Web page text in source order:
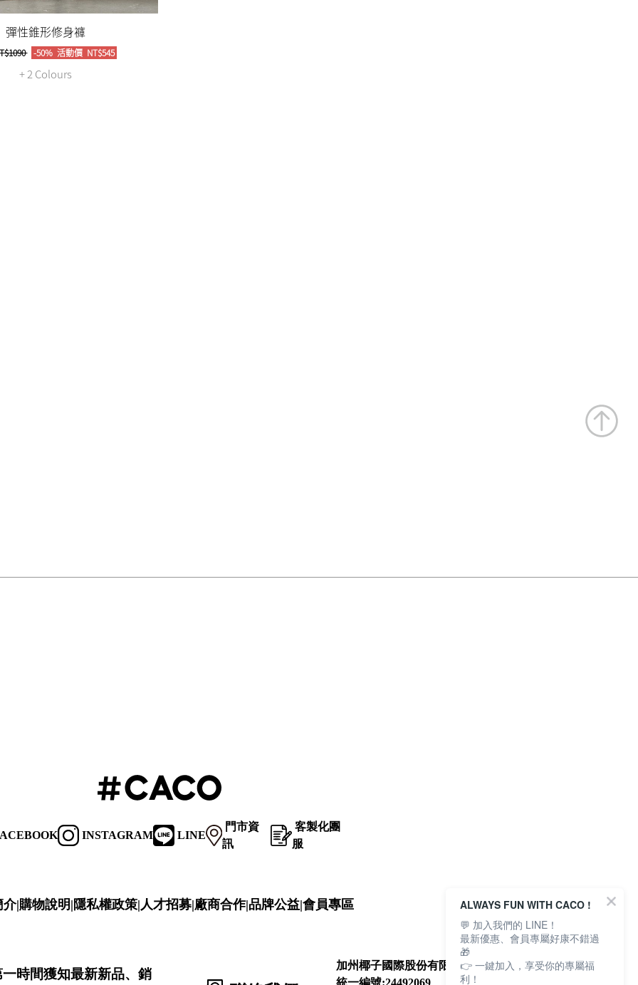
彈性錐形修身褲
-50% 活動價NT$545
+ 2 Colours
INSTAGRAM LINE
門市資
訊
客製化團
服
介|購物說明 |隱私權政策|人才招募|廠商合作|品牌公益|會員專區
時間獲知最新新品、銷
加州椰子國際股份有限公司
統一編號:24492069
ALWAYS FUN WITH CACO !
💬 加入我們的 LINE！
最新優惠、會員專屬好康不錯過
🎁
👉 一鍵加入，享受你的專屬福
利！